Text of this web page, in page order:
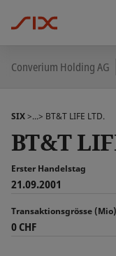
Converium Holding AG
SIX>...> BT&T LIFE LTD.
BT&T
Erster Handelstag
21.09.2001
Transaktionsgrösse (Mio)
0 CHF